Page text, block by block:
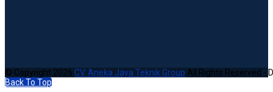
© Copyright 2026 CV. Aneka Jaya Teknik Group All Rights Reserved -
Back To Top